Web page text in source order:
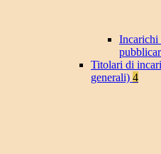
Incarichi
Titolari di
generali) 4